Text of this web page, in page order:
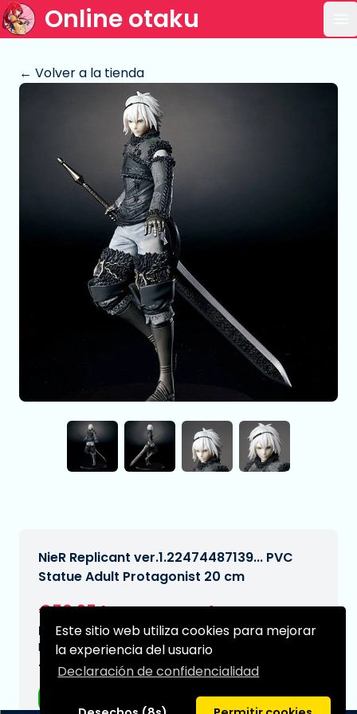
Este sitio web utiliza cookies para mejorar
la experiencia del usuario
Declaración de confidencialidad
Online otaku
← Volver a la tienda
NieR Replicant ver.1.22474487139... PVC
Statue Adult Protagonist 20 cm
€50,95
Fecha de entrega prevista:
N/A
Tipo: